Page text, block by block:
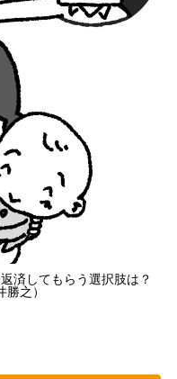
済してもらう選択肢は？
勝之）